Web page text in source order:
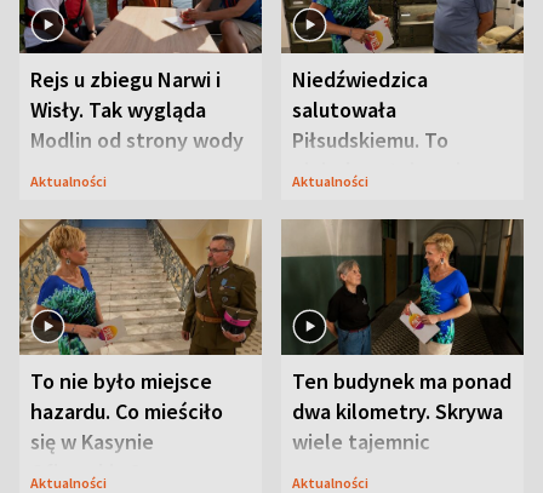
Rejs u zbiegu Narwi i
Wisły. Tak wygląda
Modlin od strony wody
Aktualności
Niedźwiedzica
salutowała
Piłsudskiemu. To
niejedyna tajemnica
Aktualności
To nie było miejsce
hazardu. Co mieściło
się w Kasynie
Oficerskim?
Aktualności
Ten budynek ma ponad
dwa kilometry. Skrywa
wiele tajemnic
Aktualności